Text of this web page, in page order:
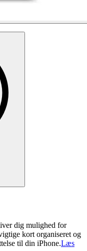
dig mulighed for
kort organiseret og
til din iPhone.Læs